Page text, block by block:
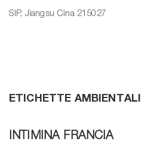
SIP, Jiangsu Cina 215027
ETICHETTE AMBIENTALI
INTIMINA FRANCIA